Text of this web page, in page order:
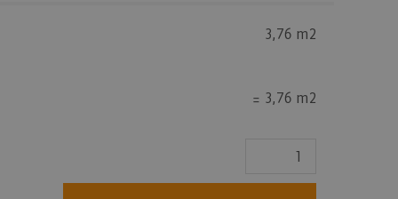
3,76 m2
= 3,76 m2